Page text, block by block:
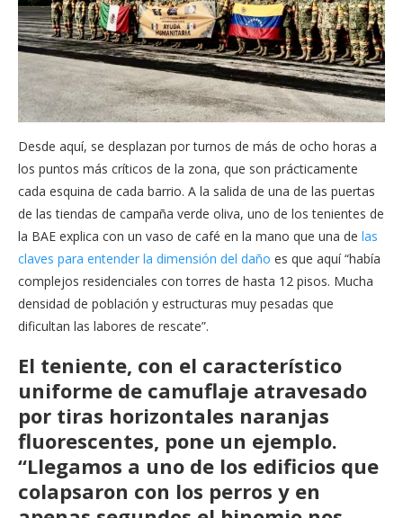
Desde aquí, se desplazan por turnos de más de ocho horas a
los puntos más críticos de la zona, que son prácticamente
cada esquina de cada barrio. A la salida de una de las puertas
de las tiendas de campaña verde oliva, uno de los tenientes de
la BAE explica con un vaso de café en la mano que una de las
claves para entender la dimensión del daño es que aquí “había
complejos residenciales con torres de hasta 12 pisos. Mucha
densidad de población y estructuras muy pesadas que
dificultan las labores de rescate”.
El teniente, con el característico
uniforme de camuflaje atravesado
por tiras horizontales naranjas
fluorescentes, pone un ejemplo.
“Llegamos a uno de los edificios que
colapsaron con los perros y en